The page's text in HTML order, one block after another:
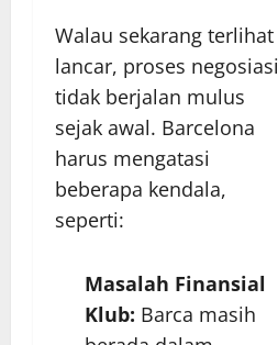
Walau sekarang terlihat
lancar, proses negosiasi
tidak berjalan mulus
sejak awal. Barcelona
harus mengatasi
beberapa kendala,
seperti:
Masalah Finansial
Klub: Barca masih